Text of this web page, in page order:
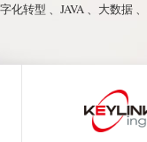
化转型 、JAVA 、 大数据 、